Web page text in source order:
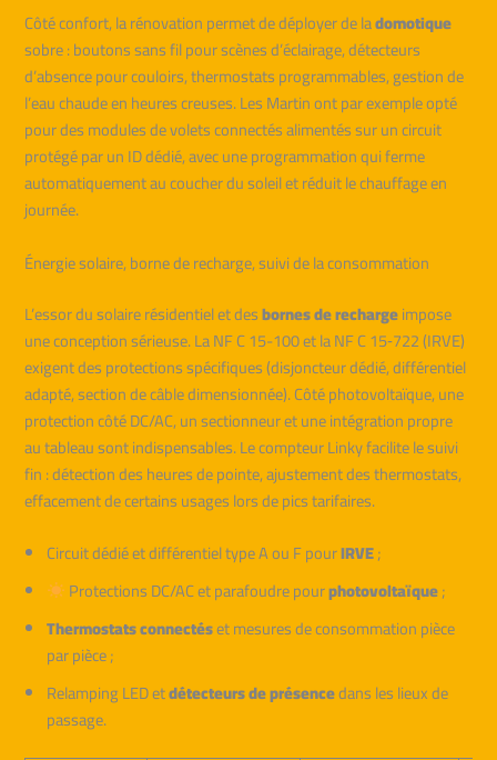
Côté confort, la rénovation permet de déployer de ladomotique
sobre : boutons sans fil pour scènes d’éclairage, détecteurs
d’absence pour couloirs, thermostats programmables, gestion de
l’eau chaude en heures creuses. Les Martin ont par exemple opté
pour des modules de volets connectés alimentés sur un circuit
protégé par un ID dédié, avec une programmation qui ferme
automatiquement au coucher du soleil et réduit le chauffage en
journée.
Énergie solaire, borne de recharge, suivi de la consommation
L’essor du solaire résidentiel et desbornes de rechargeimpose
une conception sérieuse. La NF C 15-100 et la NF C 15‑722 (IRVE)
exigent des protections spécifiques (disjoncteur dédié, différentiel
adapté, section de câble dimensionnée). Côté photovoltaïque, une
protection côté DC/AC, un sectionneur et une intégration propre
au tableau sont indispensables. Le compteur Linky facilite le suivi
fin : détection des heures de pointe, ajustement des thermostats,
effacement de certains usages lors de pics tarifaires.
Circuit dédié et différentiel type A ou F pourIRVE;
Protections DC/AC et parafoudre pourphotovoltaïque;
Thermostats connectéset mesures de consommation pièce
par pièce ;
Relamping LED etdétecteurs de présencedans les lieux de
passage.